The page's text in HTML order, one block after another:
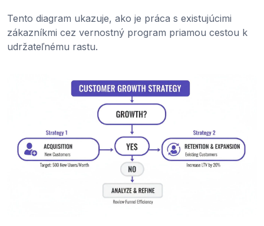
Tento diagram ukazuje, ako je práca s existujúcimi
zákazníkmi cez vernostný program priamou cestou k
udržateľnému rastu.